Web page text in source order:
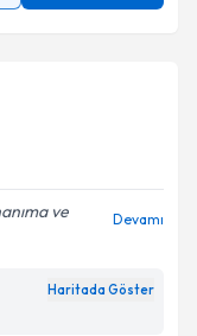
ve
Devamı
Haritada Göster